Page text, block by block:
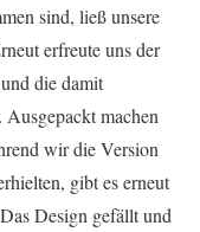
sind, ließ unsere
erfreute uns der
die damit
machen
wir die Version
gibt es erneut
Design gefällt und